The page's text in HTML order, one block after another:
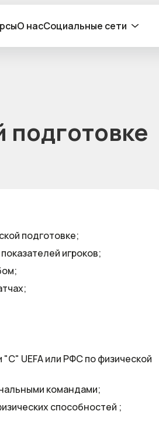
О насСоциальные сети
подготовке;
игроков;
UEFA или РФС по физической
командами;
способностей ;